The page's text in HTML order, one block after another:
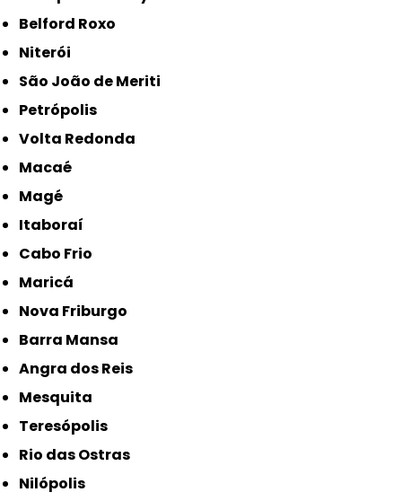
Belford Roxo
Niterói
São João de Meriti
Petrópolis
Volta Redonda
Macaé
Magé
Itaboraí
Cabo Frio
Maricá
Nova Friburgo
Barra Mansa
Angra dos Reis
Mesquita
Teresópolis
Rio das Ostras
Nilópolis